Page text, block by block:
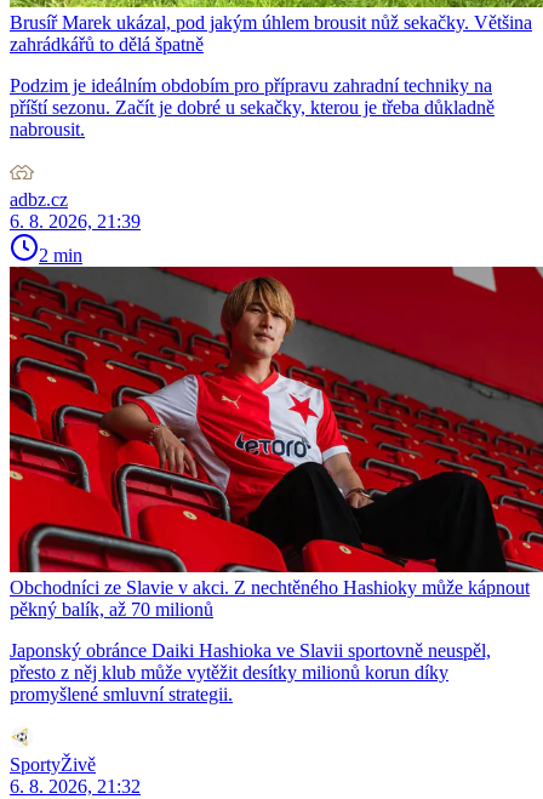
Brusíř Marek ukázal, pod jakým úhlem brousit nůž sekačky. Většina
zahrádkářů to dělá špatně
Podzim je ideálním obdobím pro přípravu zahradní techniky na
příští sezonu. Začít je dobré u sekačky, kterou je třeba důkladně
nabrousit.
adbz.cz
6. 8. 2026, 21:39
2 min
Obchodníci ze Slavie v akci. Z nechtěného Hashioky může kápnout
pěkný balík, až 70 milionů
Japonský obránce Daiki Hashioka ve Slavii sportovně neuspěl,
přesto z něj klub může vytěžit desítky milionů korun díky
promyšlené smluvní strategii.
SportyŽivě
6. 8. 2026, 21:32